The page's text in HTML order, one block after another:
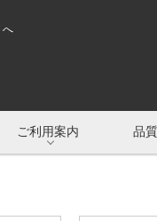
へ
ご利用案内 品